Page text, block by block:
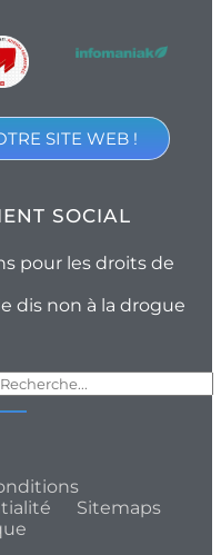
SITE WEB !
SOCIAL
pour les droits de
dis non à la drogue
Sitemaps